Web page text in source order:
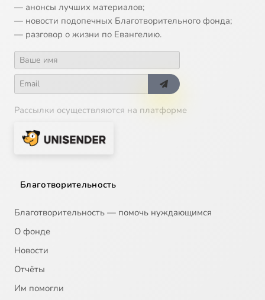
— анонсы лучших материалов;
— новости подопечных Благотворительного фонда;
— разговор о жизни по Евангелию.
Рассылки осуществляются на платформе
Благотворительность
Благотворительность — помочь нуждающимся
О фонде
Новости
Отчёты
Им помогли